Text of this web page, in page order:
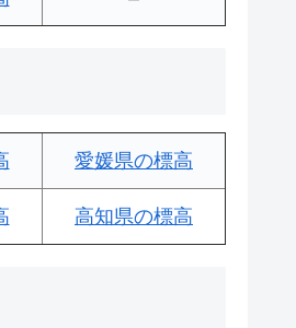
愛媛県の標高
高知県の標高